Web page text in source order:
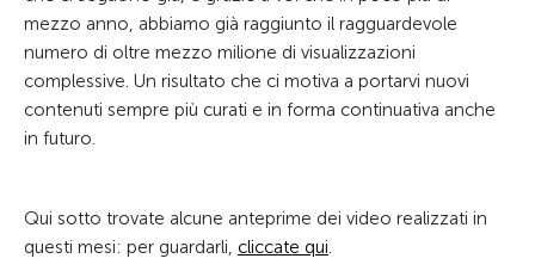
mezzo anno, abbiamo già raggiunto il ragguardevole
numero di oltre mezzo milione di visualizzazioni
complessive. Un risultato che ci motiva a portarvi nuovi
contenuti sempre più curati e in forma continuativa anche
in futuro.
Qui sotto trovate alcune anteprime dei video realizzati in
questi mesi: per guardarli, cliccate qui.